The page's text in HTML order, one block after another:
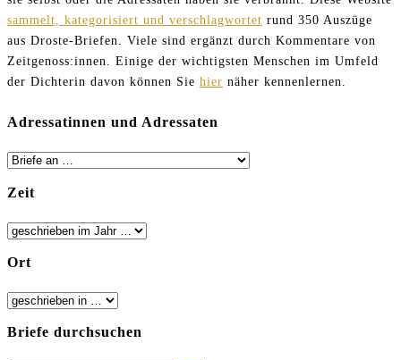
sammelt, kategorisiert und verschlagwortet rund 350 Auszüge
aus Droste-Briefen. Viele sind ergänzt durch Kommentare von
Zeitgenoss:innen. Einige der wichtigsten Menschen im Umfeld
der Dichterin davon können Sie hier näher kennenlernen.
Adressatinnen und Adressaten
Zeit
Ort
Briefe durchsuchen